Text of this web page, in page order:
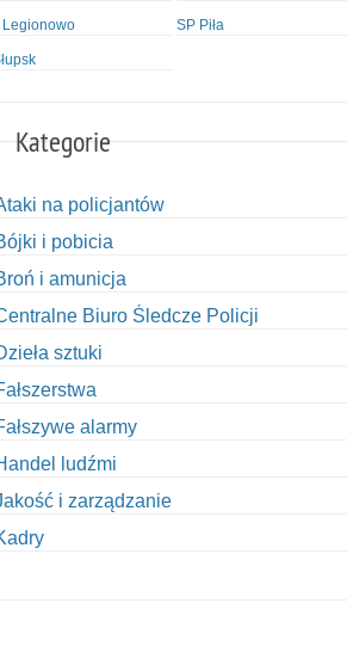
Legionowo SP Piła
Kategorie
na policjantów
i pobicia
i amunicja
Biuro Śledcze Policji
sztuki
alarmy
ludźmi
i zarządzanie